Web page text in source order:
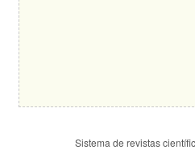
Sistema de revistas